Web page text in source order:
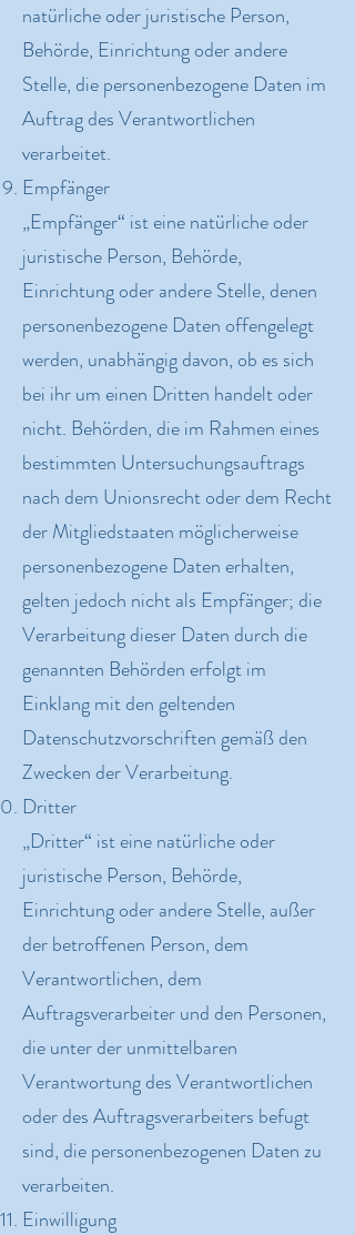
natürliche oder juristische Person,
Behörde, Einrichtung oder andere
Stelle, die personenbezogene Daten im
Auftrag des Verantwortlichen
verarbeitet.
Empfänger
„Empfänger“ ist eine natürliche oder
juristische Person, Behörde,
Einrichtung oder andere Stelle, denen
personenbezogene Daten offengelegt
werden, unabhängig davon, ob es sich
bei ihr um einen Dritten handelt oder
nicht. Behörden, die im Rahmen eines
bestimmten Untersuchungsauftrags
nach dem Unionsrecht oder dem Recht
der Mitgliedstaaten möglicherweise
personenbezogene Daten erhalten,
gelten jedoch nicht als Empfänger; die
Verarbeitung dieser Daten durch die
genannten Behörden erfolgt im
Einklang mit den geltenden
Datenschutzvorschriften gemäß den
Zwecken der Verarbeitung.
Dritter
„Dritter“ ist eine natürliche oder
juristische Person, Behörde,
Einrichtung oder andere Stelle, außer
der betroffenen Person, dem
Verantwortlichen, dem
Auftragsverarbeiter und den Personen,
die unter der unmittelbaren
Verantwortung des Verantwortlichen
oder des Auftragsverarbeiters befugt
sind, die personenbezogenen Daten zu
verarbeiten.
Einwilligung